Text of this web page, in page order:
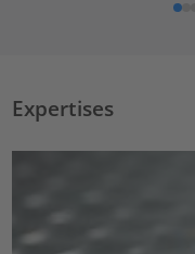
Expertises